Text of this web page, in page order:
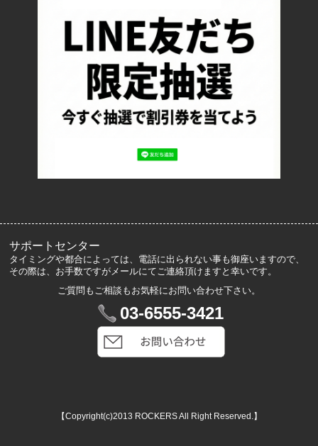
返品について
お支払い方法について
特定商取引法に基づく表記
プライバシーポリシー
ロッカーズについて
サポートセンター
タイミングや都合によっては、電話に出られない事も御座いますので、
その際は、お手数ですがメールにてご連絡頂けますと幸いです。
ご質問もご相談もお気軽にお問い合わせ下さい。
03-6555-3421
【Copyright(c)2013 ROCKERS All Right Reserved.】